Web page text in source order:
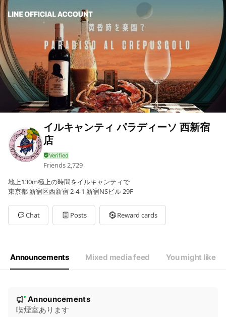
イルキャンティ パラディーソ 西新宿
店
Friends2,729
地上130m極上の時間をイルキャンティで
東京都 新宿区西新宿 2-4-1 新宿NSビル 29F
Chat Posts Reward cards
Announcements Mixed media feed You might like
New
Announcements
喫煙室あります